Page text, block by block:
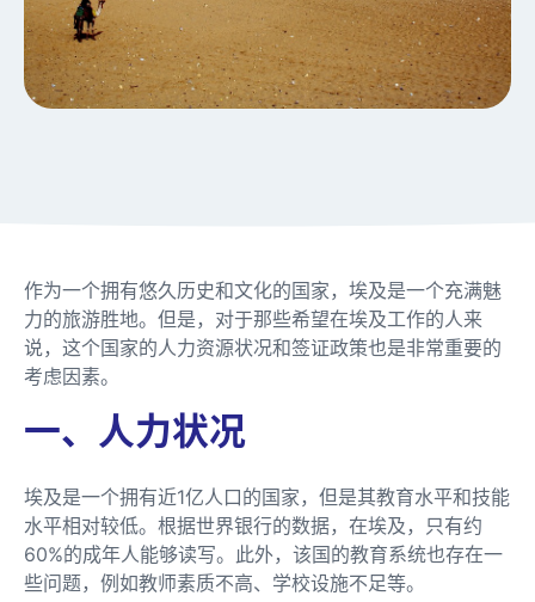
作为一个拥有悠久历史和文化的国家，埃及是一个充满魅
力的旅游胜地。但是，对于那些希望在埃及工作的人来
说，这个国家的人力资源状况和签证政策也是非常重要的
考虑因素。
一、人力状况
埃及是一个拥有近1亿人口的国家，但是其教育水平和技能
水平相对较低。根据世界银行的数据，在埃及，只有约
60%的成年人能够读写。此外，该国的教育系统也存在一
些问题，例如教师素质不高、学校设施不足等。